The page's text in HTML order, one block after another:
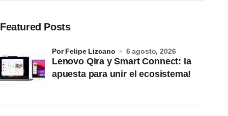
Featured Posts
Lenovo Qira y Smart Connect: la
apuesta para unir el ecosistema!
por Felipe Lizcano 6 agosto, 2026